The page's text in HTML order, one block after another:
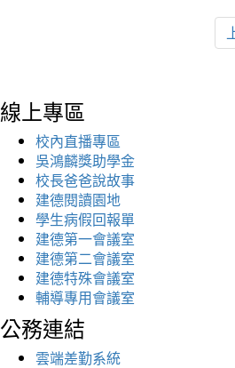
線上專區
校內直播專區
吳鴻麟獎助學金
校長爸爸說故事
建德閱讀園地
學生病假回報單
建德第一會議室
建德第二會議室
建德特殊會議室
輔導專用會議室
公務連結
雲端差勤系統